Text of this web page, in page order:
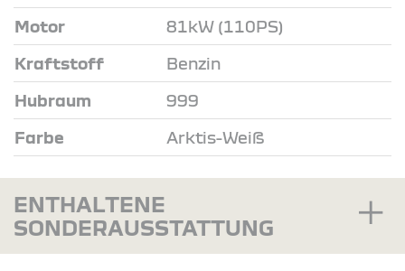
Motor 81kW (110PS)
Kraftstoff Benzin
Hubraum 999
Farbe Arktis-Weiß
ENTHALTENE
SONDERAUSSTATTUNG